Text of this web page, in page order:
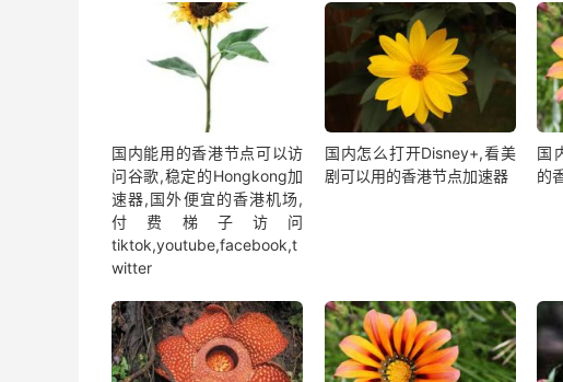
国内能用的香港节点可以访
问谷歌,稳定的Hongkong加
速器,国外便宜的香港机场,
付费梯子访问
tiktok,youtube,facebook,t
witter
国内怎么打开Disney+,看美
剧可以用的香港节点加速器
国
的